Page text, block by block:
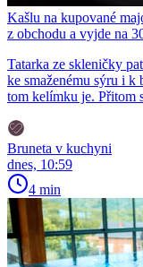
Kašlu na kupované
z obchodu a vyjde na
Tatarka ze skleničky
ke smaženému sýru i k
tom kelímku je. Přitom
Bruneta v kuchyni
dnes, 10:59
4 min